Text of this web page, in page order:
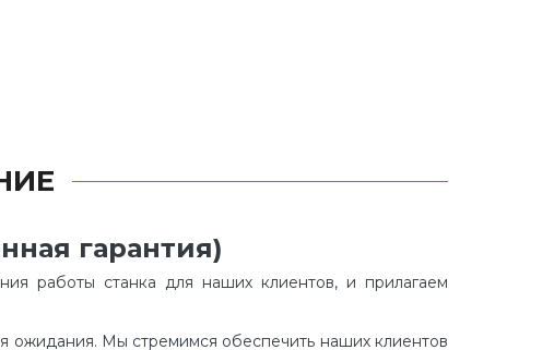
гарантия)
работы станка для наших клиентов, и прилагаем
ожидания. Мы стремимся обеспечить наших клиентов